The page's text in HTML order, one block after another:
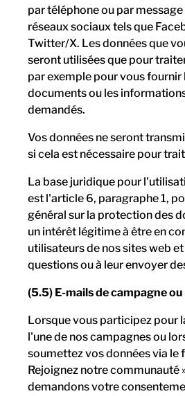
par téléphone ou par
réseaux sociaux tels que
Twitter/X. Les données que
seront utilisées que pour
par exemple pour vous fournir
documents ou les
demandés.
Vos données ne seront
si cela est nécessaire pour
La base juridique pour
est l'article 6, paragraphe 1,
général sur la protection des
un intérêt légitime à être en
utilisateurs de nos sites web
questions ou à leur envoyer
(5.5) E-mails de campagne
Lorsque vous participez pour
l'une de nos campagnes ou
soumettez vos données via le
Rejoignez notre communauté
demandons votre